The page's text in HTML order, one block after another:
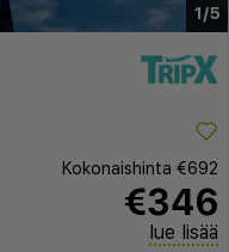
1/5
Kokonaishinta €692
€346
lue lisää